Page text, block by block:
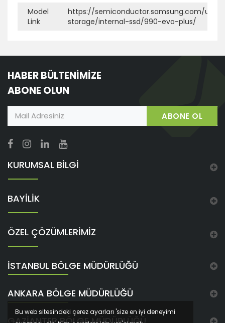
Model
Link
https://semiconductor.samsung.com/us/
storage/internal-ssd/990-evo-plus/
HABER BÜLTENİMİZE
ABONE OLUN
ABONE OL
KURUMSAL BİLGİ
BAYİLİK
ÖZEL ÇÖZÜMLERİMİZ
İSTANBUL BÖLGE MÜDÜRLÜĞÜ
ANKARA BÖLGE MÜDÜRLÜĞÜ
Bu web sitesindeki çerez ayarları 'size en iyi deneyimi